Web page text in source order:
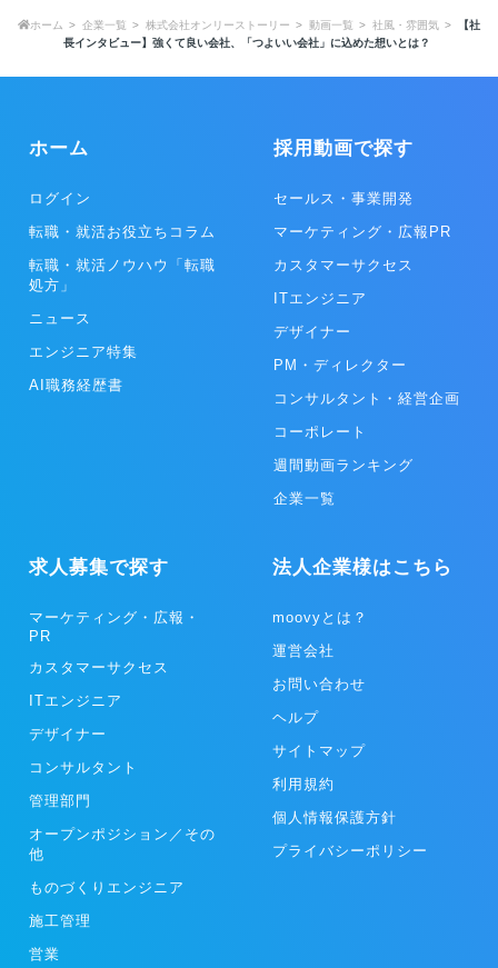
ホーム 企業一覧 株式会社オンリーストーリー 動画一覧 社風・雰囲気
【社
長インタビュー】強くて良い会社、「つよいい会社」に込めた想いとは？
ホーム
ログイン
転職・就活お役立ちコラム
転職・就活ノウハウ「転職
処方」
ニュース
エンジニア特集
AI職務経歴書
採用動画で探す
セールス・事業開発
マーケティング・広報PR
カスタマーサクセス
ITエンジニア
デザイナー
PM・ディレクター
コンサルタント・経営企画
コーポレート
週間動画ランキング
企業一覧
求人募集で探す
マーケティング・広報・
PR
カスタマーサクセス
ITエンジニア
デザイナー
コンサルタント
管理部門
オープンポジション／その
他
ものづくりエンジニア
施工管理
営業
法人企業様はこちら
moovyとは？
運営会社
お問い合わせ
ヘルプ
サイトマップ
利用規約
個人情報保護方針
プライバシーポリシー